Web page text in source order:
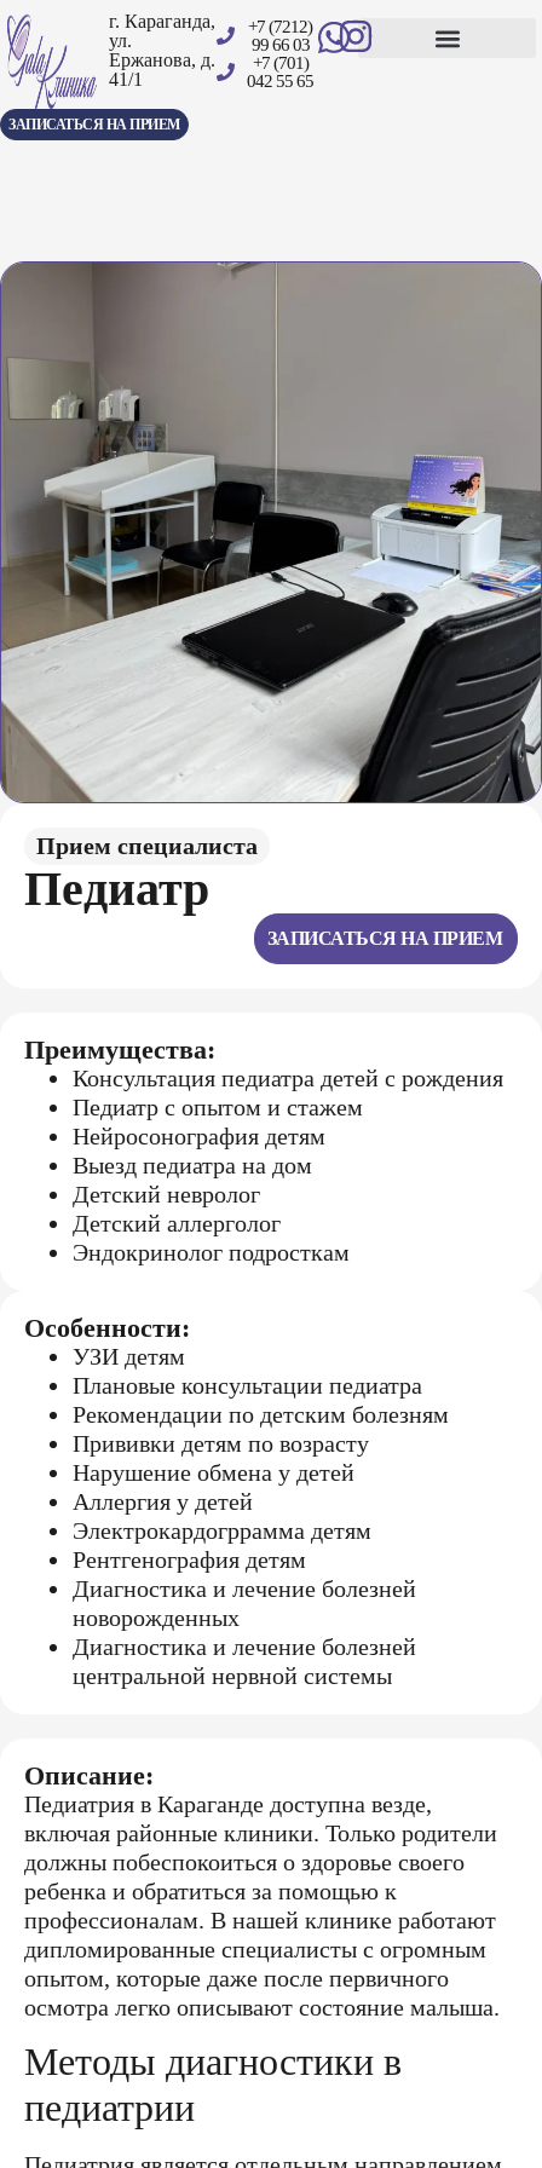
г. Караганда,
ул.
Ержанова, д.
41/1
+7 (7212)
99 66 03
+7 (701)
042 55 65
ЗАПИСАТЬСЯ НА ПРИЕМ
Прием специалиста
Пeдиатр
ЗАПИСАТЬСЯ НА ПРИЕМ
Преимущества:
Консультация педиатра детей с рождения
Педиатр с опытом и стажем
Нейросонография детям
Выезд педиатра на дом
Детский невролог
Детский аллерголог
Эндокринолог подросткам
Особенности:
УЗИ детям
Плановые консультации педиатра
Рекомендации по детским болезням
Прививки детям по возрасту
Нарушение обмена у детей
Аллергия у детей
Электрокардогррамма детям
Рентгенография детям
Диагностика и лечение болезней
новорожденных
Диагностика и лечение болезней
центральной нервной системы
Описание:
Педиатрия в Караганде доступна везде,
включая районные клиники. Только родители
должны побеспокоиться о здоровье своего
ребенка и обратиться за помощью к
профессионалам. В нашей клинике работают
дипломированные специалисты с огромным
опытом, которые даже после первичного
осмотра легко описывают состояние малыша.
Методы диагностики в
педиатрии